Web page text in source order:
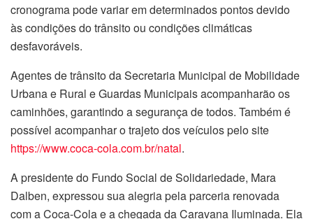
cronograma pode variar em determinados pontos devido
às condições do trânsito ou condições climáticas
desfavoráveis.
Agentes de trânsito da Secretaria Municipal de Mobilidade
Urbana e Rural e Guardas Municipais acompanharão os
caminhões, garantindo a segurança de todos. Também é
possível acompanhar o trajeto dos veículos pelo site
https://www.coca-cola.com.br/natal.
A presidente do Fundo Social de Solidariedade, Mara
Dalben, expressou sua alegria pela parceria renovada
com a Coca-Cola e a chegada da Caravana Iluminada. Ela